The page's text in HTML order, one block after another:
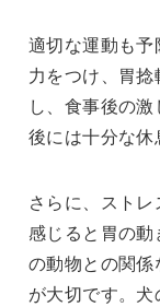
適切な運動も
力をつけ、胃
し、食事後の
後には十分な休
さらに、スト
感じると胃の
の動物との関
が大切です。